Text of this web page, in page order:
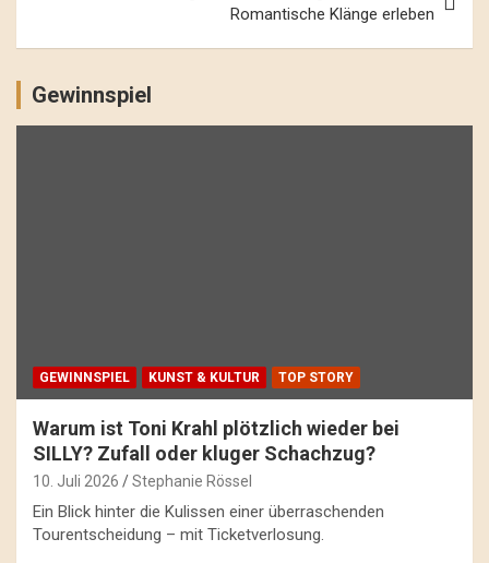
Romantische Klänge erleben
Gewinnspiel
GEWINNSPIEL KUNST & KULTUR TOP STORY
Warum ist Toni Krahl plötzlich wieder bei
SILLY? Zufall oder kluger Schachzug?
10. Juli 2026 Stephanie Rössel
Ein Blick hinter die Kulissen einer überraschenden
Tourentscheidung – mit Ticketverlosung.